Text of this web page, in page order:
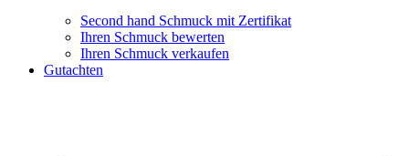
Second hand Schmuck mit Zertifikat
Ihren Schmuck bewerten
Ihren Schmuck verkaufen
Gutachten